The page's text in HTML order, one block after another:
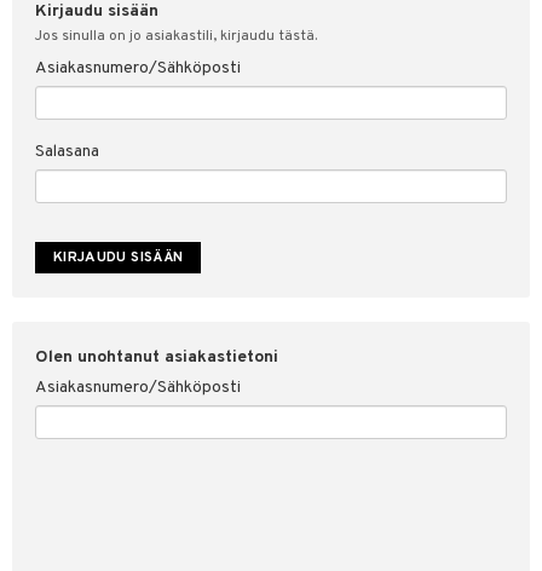
Fitness
Koti & Sisustus
Lelut, Lapsi & Vauva
Tuotemerkkejä
Kirjaudu sisään
Jos sinulla on jo asiakastili, kirjaudu tästä.
Asiakasnumero/Sähköposti
Salasana
Olen unohtanut asiakastietoni
Asiakasnumero/Sähköposti
& vastauksia
myyntiehdot
suojaus